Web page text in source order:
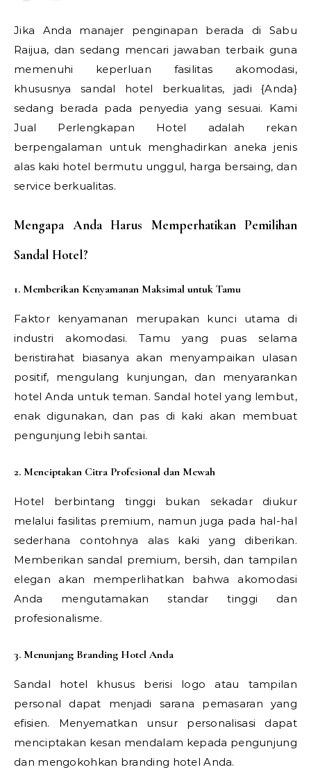
Jika Anda manajer penginapan berada di Sabu
Raijua, dan sedang mencari jawaban terbaik guna
memenuhi keperluan fasilitas akomodasi,
khususnya sandal hotel berkualitas, jadi {Anda}
sedang berada pada penyedia yang sesuai. Kami
Jual Perlengkapan Hotel adalah rekan
berpengalaman untuk menghadirkan aneka jenis
alas kaki hotel bermutu unggul, harga bersaing, dan
service berkualitas.
Mengapa Anda Harus Memperhatikan Pemilihan
Sandal Hotel?
1. Memberikan Kenyamanan Maksimal untuk Tamu
Faktor kenyamanan merupakan kunci utama di
industri akomodasi. Tamu yang puas selama
beristirahat biasanya akan menyampaikan ulasan
positif, mengulang kunjungan, dan menyarankan
hotel Anda untuk teman. Sandal hotel yang lembut,
enak digunakan, dan pas di kaki akan membuat
pengunjung lebih santai.
2. Menciptakan Citra Profesional dan Mewah
Hotel berbintang tinggi bukan sekadar diukur
melalui fasilitas premium, namun juga pada hal-hal
sederhana contohnya alas kaki yang diberikan.
Memberikan sandal premium, bersih, dan tampilan
elegan akan memperlihatkan bahwa akomodasi
Anda mengutamakan standar tinggi dan
profesionalisme.
3. Menunjang Branding Hotel Anda
Sandal hotel khusus berisi logo atau tampilan
personal dapat menjadi sarana pemasaran yang
efisien. Menyematkan unsur personalisasi dapat
menciptakan kesan mendalam kepada pengunjung
dan mengokohkan branding hotel Anda.